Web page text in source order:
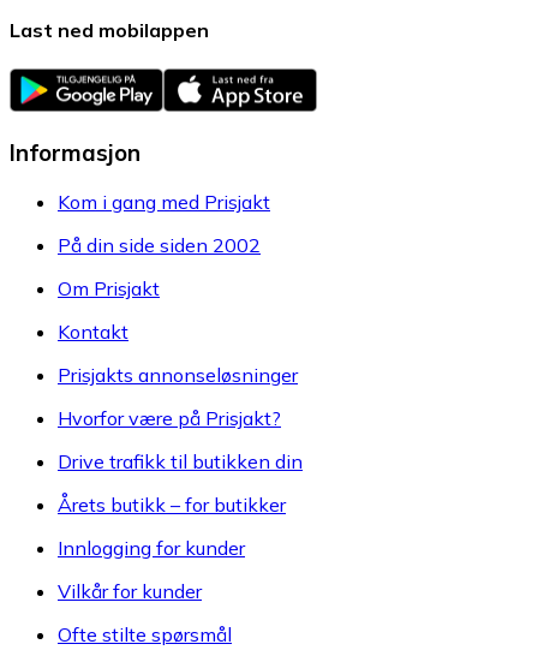
Last ned mobilappen
Informasjon
Kom i gang med Prisjakt
På din side siden 2002
Om Prisjakt
Kontakt
Prisjakts annonseløsninger
Hvorfor være på Prisjakt?
Drive trafikk til butikken din
Årets butikk – for butikker
Innlogging for kunder
Vilkår for kunder
Ofte stilte spørsmål